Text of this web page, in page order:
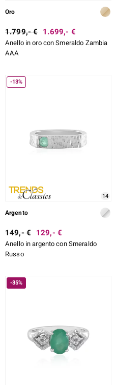
Oro
1.799,- € 1.699,- €
Anello in oro con Smeraldo Zambia
AAA
-13%
14
Argento
149,- € 129,- €
Anello in argento con Smeraldo
Russo
-35%